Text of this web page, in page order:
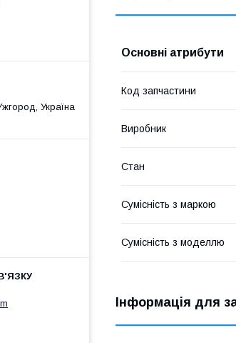
Основні атрибути
Код запчастини
Виробник
Стан
Сумісність з маркою
Сумісність з моделлю
Інформація для
Україна